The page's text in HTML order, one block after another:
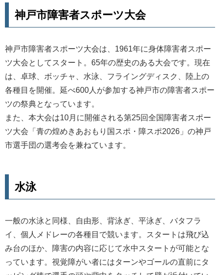
神戸市障害者スポーツ大会
神戸市障害者スポーツ大会は、1961年に身体障害者スポー
ツ大会としてスタート。65年の歴史のある大会です。現在
は、卓球、ボッチャ、水泳、フライングディスク、陸上の
各種目を開催。延べ600人が参加する神戸市の障害者スポー
ツの祭典となっています。
また、本大会は10月に開催される第25回全国障害者スポー
ツ大会「青の煌めきあおもり国スポ・障スポ2026」の神戸
市選手団の選考会を兼ねています。
水泳
一般の水泳と同様、自由形、背泳ぎ、平泳ぎ、バタフラ
イ、個人メドレーの各種目で競います。スタートは飛び込
み台のほか、障害の内容に応じて水中スタートが可能とな
っています。視覚障がい者にはターンやゴールの直前にタ